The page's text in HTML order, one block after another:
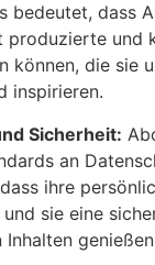
bedeutet, dass
produzierte und
können, die sie
inspirieren.
Sicherheit:
an
ihre
sie eine
Inhalten